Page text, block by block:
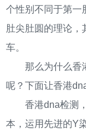
个性别不同于第一
肚尖肚圆的理论
车。
那么为什么香港
呢？下面让香港
香港dna检测，
本，运用先进的Y